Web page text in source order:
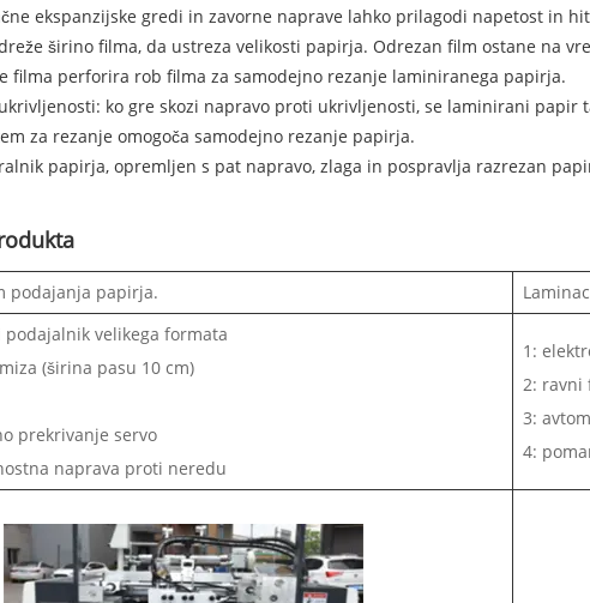
ekspanzijske gredi in zavorne naprave lahko prilagodi napetost in
širino filma, da ustreza velikosti papirja. Odrezan film ostane na
filma perforira rob filma za samodejno rezanje laminiranega papirja.
ko gre skozi napravo proti ukrivljenosti, se laminirani papir
za rezanje omogoča samodejno rezanje papirja.
papirja, opremljen s pat napravo, zlaga in pospravlja razrezan
podajanja papirja.
podajalnik velikega formata
(širina pasu 10 cm)
prekrivanje servo
naprava proti neredu
1:
2: ravni
3:
4: